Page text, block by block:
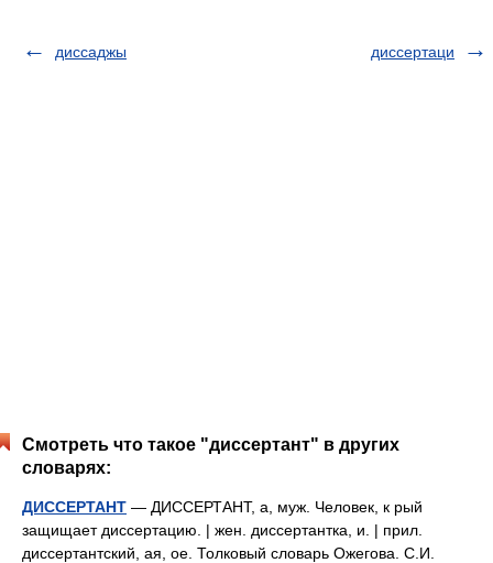
диссаджы диссертаци
Смотреть что такое "диссертант" в других
словарях:
ДИССЕРТАНТ — ДИССЕРТАНТ, а, муж. Человек, к рый
защищает диссертацию. | жен. диссертантка, и. | прил.
диссертантский, ая, ое. Толковый словарь Ожегова. С.И.